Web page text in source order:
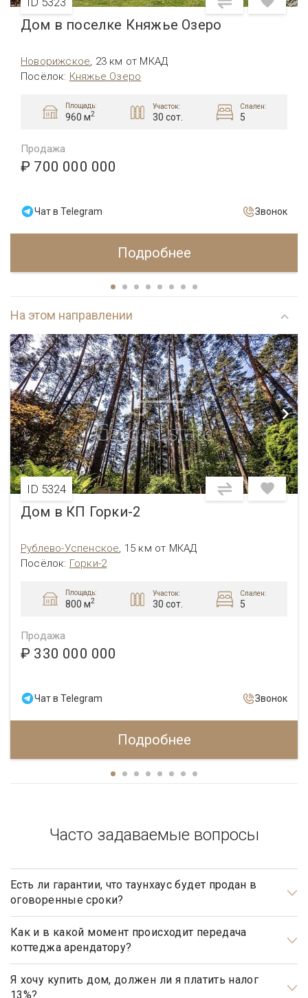
Дом в поселке Княжье Озеро
Новорижское, 23 км от МКАД
Посёлок: Княжье Озеро
Площадь:
960 м2
Участок:
30 сот.
Спален:
5
Продажа
₽ 700 000 000
Чат в Telegram Звонок
Подробнее
На этом направлении
ID 5324
Дом в КП Горки-2
Рублево-Успенское, 15 км от МКАД
Посёлок: Горки-2
Площадь:
800 м2
Участок:
30 сот.
Спален:
5
Продажа
₽ 330 000 000
Чат в Telegram Звонок
Подробнее
Часто задаваемые вопросы
Есть ли гарантии, что таунхаус будет продан в
оговоренные сроки?
Да, агентство элитной недвижимости «Garda Estate»
гарантирует, что таунхаус будет продан в оговоренные
сроки, при условии, что Клиент принимает рекомендации,
данные ему риэлтором агентства, при определении ценовой
политики, обусловленной ситуацией на рынке
недвижимости, и не станет выставлять на продажу объекты
Как и в какой момент происходит передача
коттеджа арендатору?
Передача коттеджа от собственника арендатору
происходит после подписания обеими сторонами
соответствующего договора аренды (найма) и подписания
Я хочу купить дом, должен ли я платить налог
13%?